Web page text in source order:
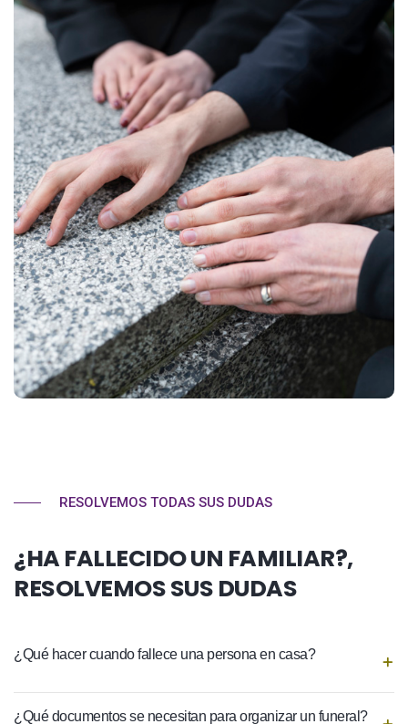
RESOLVEMOS TODAS SUS DUDAS
¿HA FALLECIDO UN FAMILIAR?,
RESOLVEMOS SUS DUDAS
¿Qué hacer cuando fallece una persona en casa?
¿Qué documentos se necesitan para organizar un funeral?